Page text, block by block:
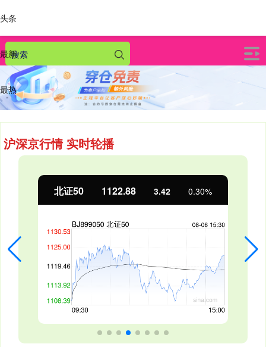
沪深京行情 实时轮播
北证50 1122.88 3.42 0.30%
头条
最新
最热